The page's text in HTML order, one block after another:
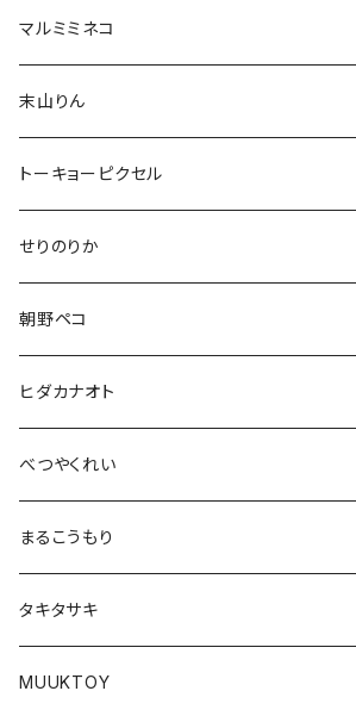
マルミミネコ
末山りん
トーキョーピクセル
せりのりか
朝野ペコ
ヒダカナオト
べつやくれい
まるこうもり
タキタサキ
MUUKTOY